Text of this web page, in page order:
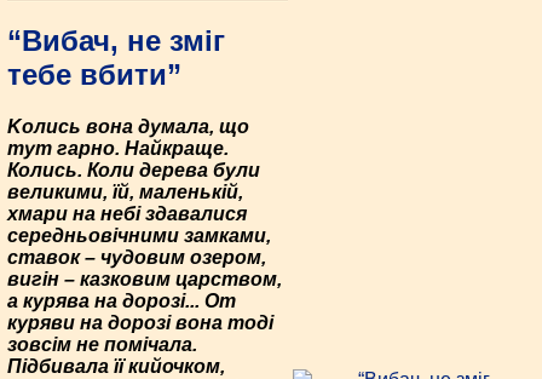
“Вибач, не зміг
тебе вбити”
Kолись вона думала, що
тут гарно. Найкраще.
Колись. Коли дерева були
великими, їй, маленькій,
хмари на небі здавалися
середньовічними замками,
ставок – чудовим озером,
вигін – казковим царством,
а курява на дорозі... От
куряви на дорозі вона тоді
зовсім не помічала.
Підбивала її кийочком,